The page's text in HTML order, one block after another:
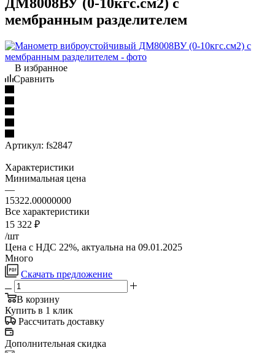
мембранным разделителем
В избранное
Сравнить
Артикул: fs2847
Характеристики
Минимальная цена
—
15322.00000000
Все характеристики
15 322 ₽
/шт
Цена с НДС 22%, актуальна на 09.01.2025
Много
Скачать предложение
В корзину
Купить в 1 клик
Рассчитать доставку
Дополнительная скидка